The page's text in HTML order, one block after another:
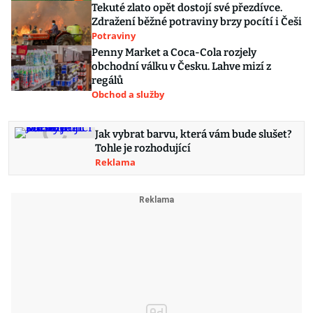
Tekuté zlato opět dostojí své přezdívce.
Zdražení běžné potraviny brzy pocítí i Češi
Potraviny
Penny Market a Coca-Cola rozjely
obchodní válku v Česku. Lahve mizí z
regálů
Obchod a služby
Jak vybrat barvu, která vám bude slušet?
Tohle je rozhodující
Reklama